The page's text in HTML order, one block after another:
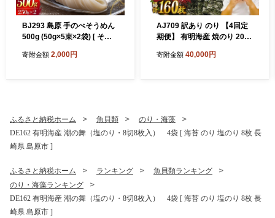
BJ293 島原 手のべそうめん
500g (50g×5束×2袋) [ そう
うめん 島原素麺 麺 乾麺 国内
寄附金額 2,000円
AJ709 訳あり のり 【4回定
期便】 有明海産 焼のり 20枚
アリ おにぎり ご飯 手巻き寿
寄附金額 40,000円
ふるさと納税ホーム 魚貝類
のり・海藻
DE162 有明海産 潮の舞（塩のり・8切8枚入） 4袋 [ 海苔 のり 塩のり 8枚 長
崎県 島原市 ]
ふるさと納税ホーム ランキング
魚貝類ランキング
のり・海藻ランキング
DE162 有明海産 潮の舞（塩のり・8切8枚入） 4袋 [ 海苔 のり 塩のり 8枚 長
崎県 島原市 ]